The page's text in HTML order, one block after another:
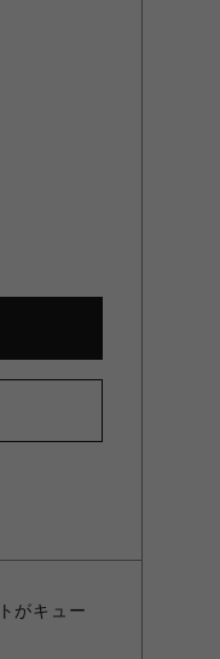
がキュー